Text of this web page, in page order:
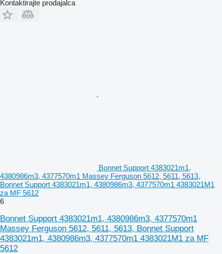
Kontaktirajte prodajalca
Bonnet Support 4383021m1,
4380986m3, 4377570m1 Massey Ferguson 5612, 5611, 5613,
Bonnet Support 4383021m1, 4380986m3, 4377570m1 4383021M1
za MF 5612
6
Bonnet Support 4383021m1, 4380986m3, 4377570m1
Massey Ferguson 5612, 5611, 5613, Bonnet Support
4383021m1, 4380986m3, 4377570m1 4383021M1 za MF
5612